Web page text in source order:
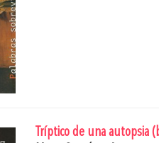
Tríptico de una autopsia